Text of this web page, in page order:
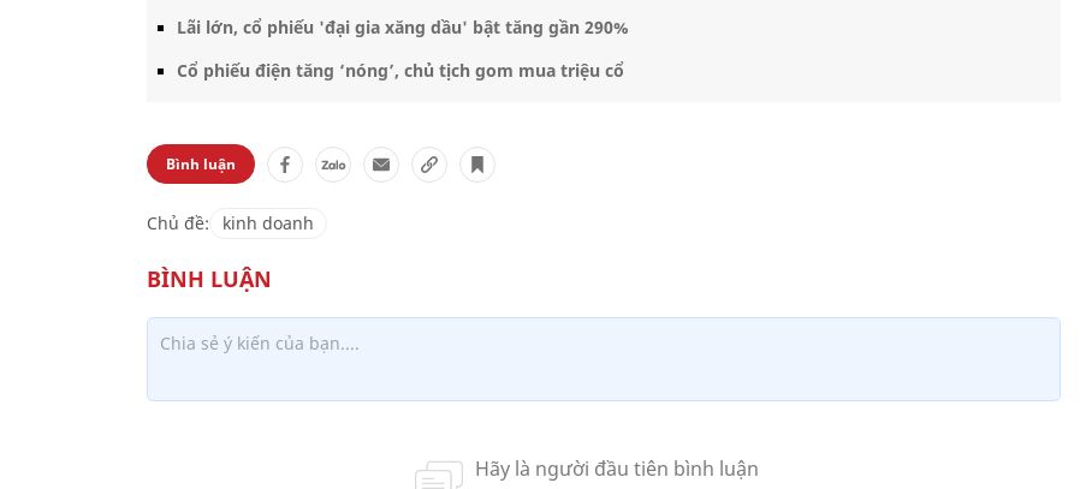
Lãi lớn, cổ phiếu 'đại gia xăng dầu' bật tăng gần 290%
Cổ phiếu điện tăng ‘nóng’, chủ tịch gom mua triệu cổ
Bình luận
Chủ đề: kinh doanh